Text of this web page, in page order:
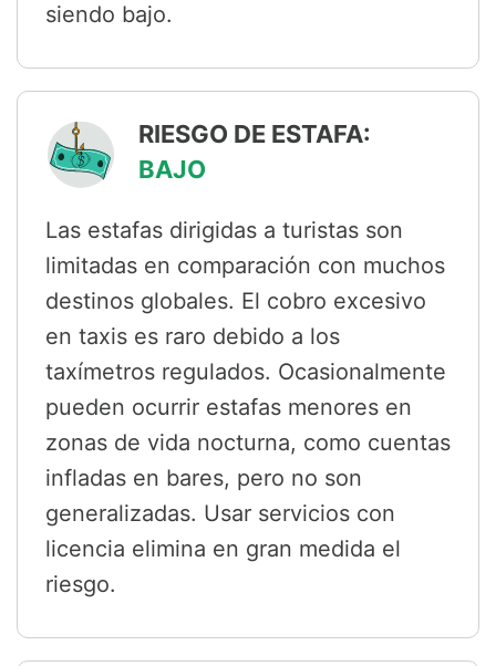
siendo bajo.
RIESGO DE ESTAFA:
BAJO
Las estafas dirigidas a turistas son
limitadas en comparación con muchos
destinos globales. El cobro excesivo
en taxis es raro debido a los
taxímetros regulados. Ocasionalmente
pueden ocurrir estafas menores en
zonas de vida nocturna, como cuentas
infladas en bares, pero no son
generalizadas. Usar servicios con
licencia elimina en gran medida el
riesgo.